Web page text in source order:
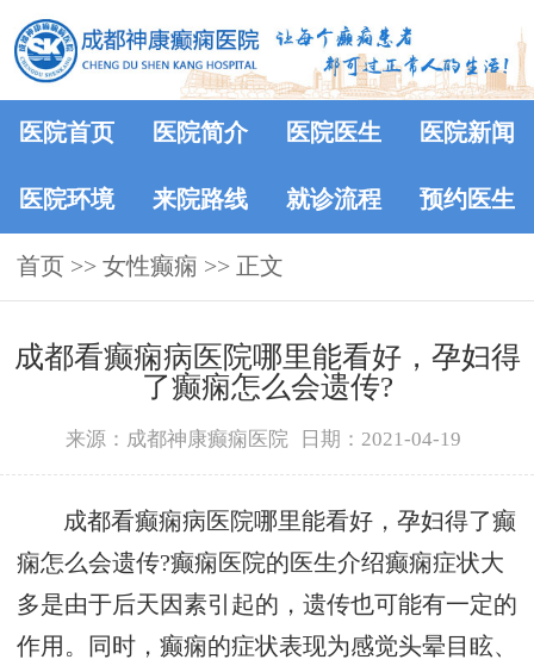
医院首页 医院简介 医院医生 医院新闻
医院环境 来院路线 就诊流程 预约医生
首页 >> 女性癫痫 >> 正文
成都看癫痫病医院哪里能看好，孕妇得
了癫痫怎么会遗传?
来源：成都神康癫痫医院 日期：2021-04-19
成都看癫痫病医院哪里能看好，孕妇得了癫
痫怎么会遗传?癫痫医院的医生介绍癫痫症状大
多是由于后天因素引起的，遗传也可能有一定的
作用。同时，癫痫的症状表现为感觉头晕目眩、